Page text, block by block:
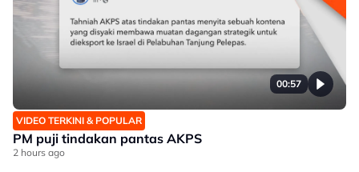
00:57
VIDEO TERKINI & POPULAR
PM puji tindakan pantas AKPS
2 hours ago